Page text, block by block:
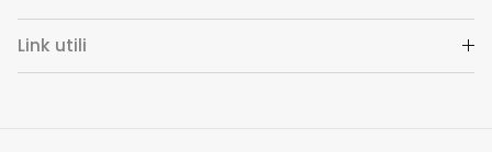
Link utili